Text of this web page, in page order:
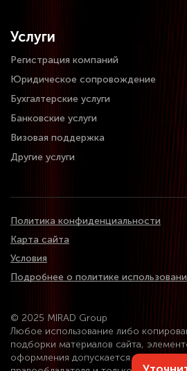
Услуги
Регистрация компаний
Юридическое сопровождение
Бухгалтерские услуги
Банковские услуги
Визовая поддержка
Другие услуги
© 2025 MIRAD Group
Любое использование либо
подборки материалов сайта,
оформления допускается лишь с
Политика конфиденциальности
Карта сайта
Условия
Подробнее о политике